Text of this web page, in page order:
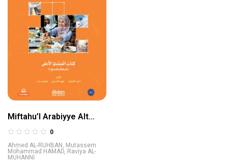
Miftahu’l Arabiyye Alt
Orta Seviyesi (Konuşma
ve Dinleme)
0
Ahmed AL-RUHBAN , Mutassem
Mohammad HAMAD, Raviya AL-
MUHANNİ